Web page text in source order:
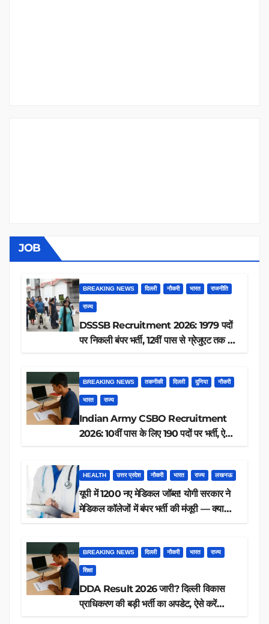
JOB
BREAKING NEWS दिल्ली नौकरी भारत राजनीति
राज्य
DSSSB Recruitment 2026: 1979 पदों
पर निकली बंपर भर्ती, 12वीं पास से ग्रेजुएट तक करें
BREAKING NEWS तकनीकी दिल्ली दुनिया नौकरी
भारत राज्य
Indian Army CSBO Recruitment
2026: 10वीं पास के लिए 190 पदों पर भर्ती, ऐसे
HEALTH उत्तर प्रदेश नौकरी भारत राज्य लखनऊ
यूपी में 1200 नए मेडिकल जॉब्स! योगी सरकार ने
मेडिकल कॉलेजों में बंपर भर्ती की मंजूरी — क्या
BREAKING NEWS दिल्ली नौकरी भारत राज्य
शिक्षा
DDA Result 2026 जारी? दिल्ली विकास
प्राधिकरण की बड़ी भर्ती का अपडेट, ऐसे करें